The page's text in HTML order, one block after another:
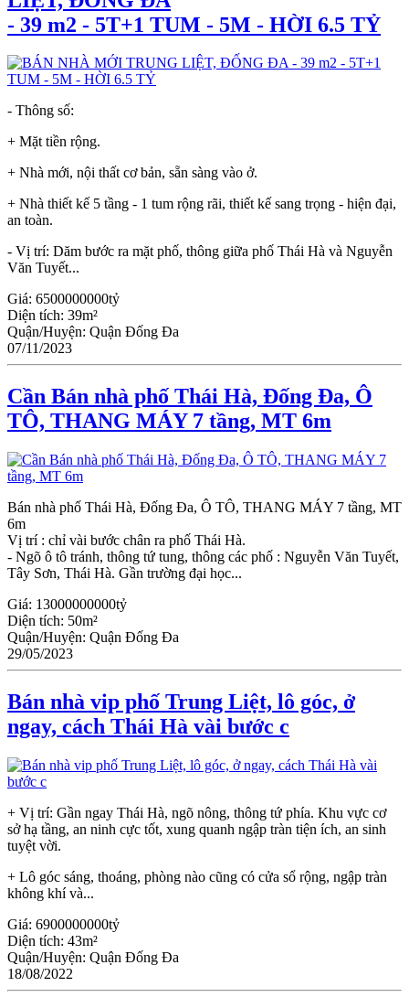
- 39 m2 - 5T+1 TUM - 5M - HỜI 6.5 TỶ
- Thông số:
+ Mặt tiền rộng.
+ Nhà mới, nội thất cơ bản, sẵn sàng vào ở.
+ Nhà thiết kế 5 tầng - 1 tum rộng rãi, thiết kế sang trọng - hiện đại,
an toàn.
- Vị trí: Dăm bước ra mặt phố, thông giữa phố Thái Hà và Nguyễn
Văn Tuyết...
Giá: 6500000000tỷ
Diện tích: 39m²
Quận/Huyện: Quận Đống Đa
07/11/2023
Cần Bán nhà phố Thái Hà, Đống Đa, Ô
TÔ, THANG MÁY 7 tầng, MT 6m
Bán nhà phố Thái Hà, Đống Đa, Ô TÔ, THANG MÁY 7 tầng, MT
6m
Vị trí : chỉ vài bước chân ra phố Thái Hà.
- Ngõ ô tô tránh, thông tứ tung, thông các phố : Nguyễn Văn Tuyết,
Tây Sơn, Thái Hà. Gần trường đại học...
Giá: 13000000000tỷ
Diện tích: 50m²
Quận/Huyện: Quận Đống Đa
29/05/2023
Bán nhà vip phố Trung Liệt, lô góc, ở
ngay, cách Thái Hà vài bước c
+ Vị trí: Gần ngay Thái Hà, ngõ nông, thông tứ phía. Khu vực cơ
sở hạ tầng, an ninh cực tốt, xung quanh ngập tràn tiện ích, an sinh
tuyệt vời.
+ Lô góc sáng, thoáng, phòng nào cũng có cửa sổ rộng, ngập tràn
không khí và...
Giá: 6900000000tỷ
Diện tích: 43m²
Quận/Huyện: Quận Đống Đa
18/08/2022